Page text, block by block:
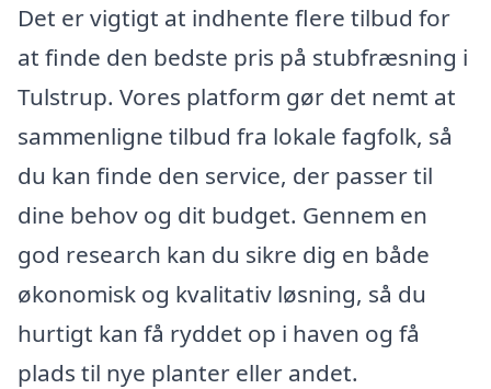
Det er vigtigt at indhente flere tilbud for
at finde den bedste pris på stubfræsning i
Tulstrup. Vores platform gør det nemt at
sammenligne tilbud fra lokale fagfolk, så
du kan finde den service, der passer til
dine behov og dit budget. Gennem en
god research kan du sikre dig en både
økonomisk og kvalitativ løsning, så du
hurtigt kan få ryddet op i haven og få
plads til nye planter eller andet.